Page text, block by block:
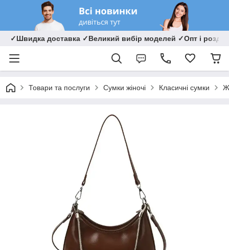
✓Швидка доставка ✓Великий вибір моделей ✓Опт і
Товари та послуги Сумки жіночі Класичні сумки